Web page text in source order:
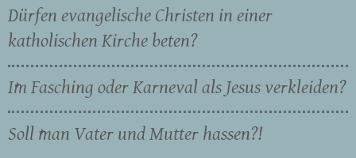
Dürfen evangelische Christen in einer
katholischen Kirche beten?
Im Fasching oder Karneval als Jesus verkleiden?
Soll man Vater und Mutter hassen?!